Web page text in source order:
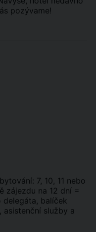
pozývame!
7, 10, 11 nebo
zájezdu na 12 dní =
balíček
asistenční služby a